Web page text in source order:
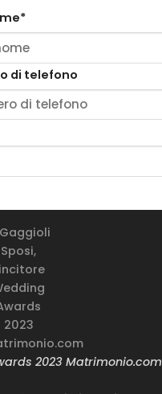
di telefono
2023 Matrimonio.com